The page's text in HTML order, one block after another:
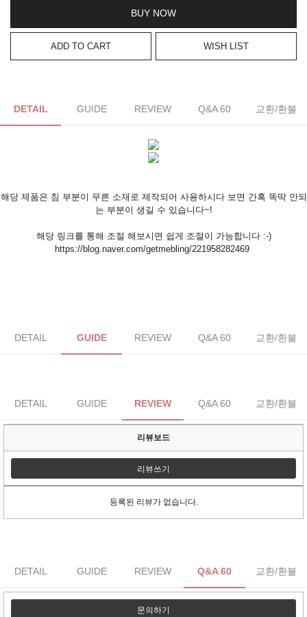
BUY NOW
ADD TO CART WISH LIST
DETAIL GUIDE REVIEW Q&A 60 교환/환불
해당 제품은 침 부분이 무른 소재로 제작되어 사용하시다 보면 간혹 똑딱 안되
는 부분이 생길 수 있습니다~!
해당 링크를 통해 조절 해보시면 쉽게 조절이 가능합니다 :-)
https://blog.naver.com/getmebling/221958282469
DETAIL GUIDE REVIEW Q&A 60 교환/환불
DETAIL GUIDE REVIEW Q&A 60 교환/환불
리뷰보드
리뷰쓰기
등록된 리뷰가 없습니다.
DETAIL GUIDE REVIEW Q&A 60 교환/환불
문의하기